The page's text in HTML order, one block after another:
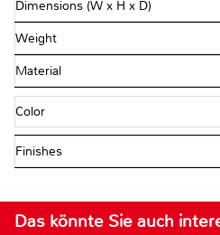
Dimensions (W x H x D)
Weight
Material
Color
Finishes
Das könnte Sie auch